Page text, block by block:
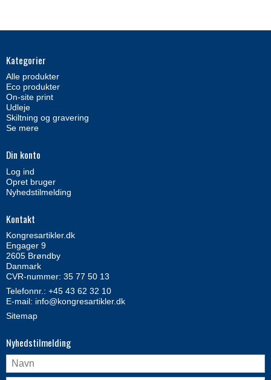
Kategorier
Alle produkter
Eco produkter
On-site print
Udleje
Skiltning og gravering
Se mere
Din konto
Log ind
Opret bruger
Nyhedstilmelding
Kontakt
Kongresartikler.dk
Engager 9
2605 Brøndby
Danmark
CVR-nummer: 35 77 50 13
Telefonnr.: +45 43 62 32 10
E-mail: info@kongresartikler.dk
Sitemap
Nyhedstilmelding